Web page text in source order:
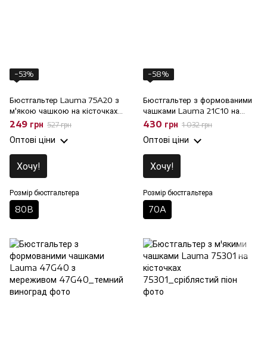
−53%
Бюстгальтер Lauma 75A20 з
м'якою чашкою на кісточках,
80B
249 грн 527 грн
Оптові ціни
Хочу!
Розмір бюстгальтера
80B
−58%
Бюстгальтер з формованими
чашками Lauma 21C10 на
кісточках, 70A
430 грн 1 032 грн
Оптові ціни
Хочу!
Розмір бюстгальтера
70A